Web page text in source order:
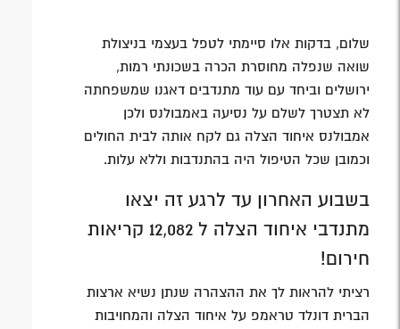
שלום, בדקות אלו סיימתי לטפל בעצמי בניצולת
שואה שנפלה מחוסרת הכרה בשכונתי רמות,
ירושלים וביחד עם עוד מתנדבים דאגנו שמשפחתה
לא תצטרך לשלם על נסיעה באמבולנס ולכן
אמבולנס איחוד הצלה גם לקח אותה לבית החולים
וכמובן שכל הטיפול היה בהתנדבות וללא עלות.
בשבוע האחרון עד לרגע זה יצאו
מתנדבי איחוד הצלה ל 12,082 קריאות
חירום!
רציתי להראות לך את ההצהרה שנתן נשיא ארצות
הברית דונלד טראמפ על איחוד הצלה והמחויבות